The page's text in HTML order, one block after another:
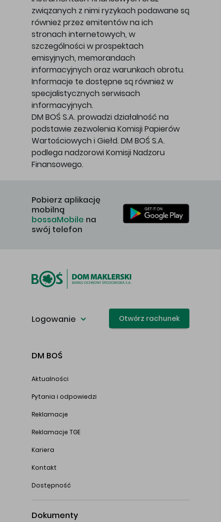
związanych z nimi ryzykach podawane są
również przez emitentów na ich
stronach internetowych, w
szczególności w prospektach
emisyjnych, memorandach
informacyjnych oraz warunkach obrotu.
Informacje te dostępne są również w
specjalistycznych serwisach
informacyjnych.
DM BOŚ S.A. prowadzi działalność na
podstawie zezwolenia Komisji Papierów
Wartościowych i Giełd. DM BOŚ S.A.
podlega nadzorowi Komisji Nadzoru
Finansowego.
Pobierz aplikację
mobilną
bossaMobile na
swój telefon
Logowanie Otwórz rachunek
DM BOŚ
Aktualności
Pytania i odpowiedzi
Reklamacje
Reklamacje TGE
Kariera
Kontakt
Dostępność
Dokumenty